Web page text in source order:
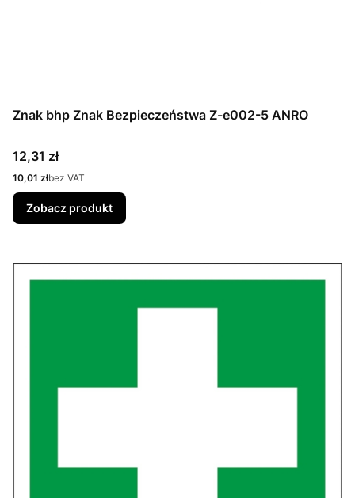
Znak bhp Znak Bezpieczeństwa Z-e002-5 ANRO
Cena
12,31 zł
Cena
10,01 złbez VAT
Zobacz produkt